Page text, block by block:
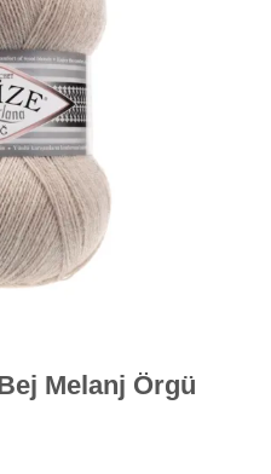
Melanj Örgü